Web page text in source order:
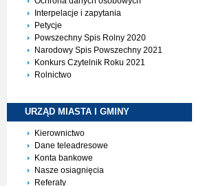
Interpelacje i zapytania
Petycje
Powszechny Spis Rolny 2020
Narodowy Spis Powszechny 2021
Konkurs Czytelnik Roku 2021
Rolnictwo
URZĄD MIASTA I GMINY
Kierownictwo
Dane teleadresowe
Konta bankowe
Nasze osiagnięcia
Referaty